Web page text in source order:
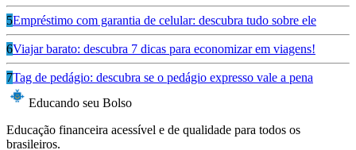
5Empréstimo com garantia de celular: descubra tudo sobre ele
6Viajar barato: descubra 7 dicas para economizar em viagens!
7Tag de pedágio: descubra se o pedágio expresso vale a pena
Educando seu Bolso
Educação financeira acessível e de qualidade para todos os
brasileiros.